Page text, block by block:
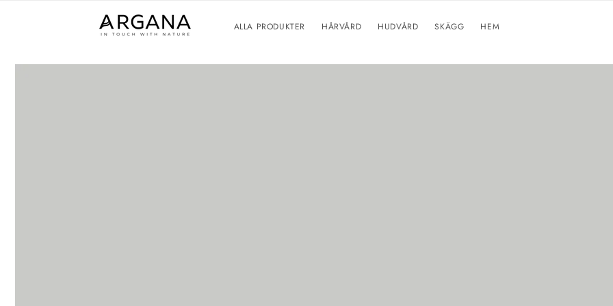
ALLA PRODUKTER HÅRVÅRD HUDVÅRD SKÄGG HEM